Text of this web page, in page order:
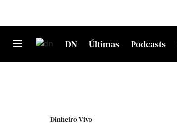
DN Últimas Podcasts
Dinheiro Vivo